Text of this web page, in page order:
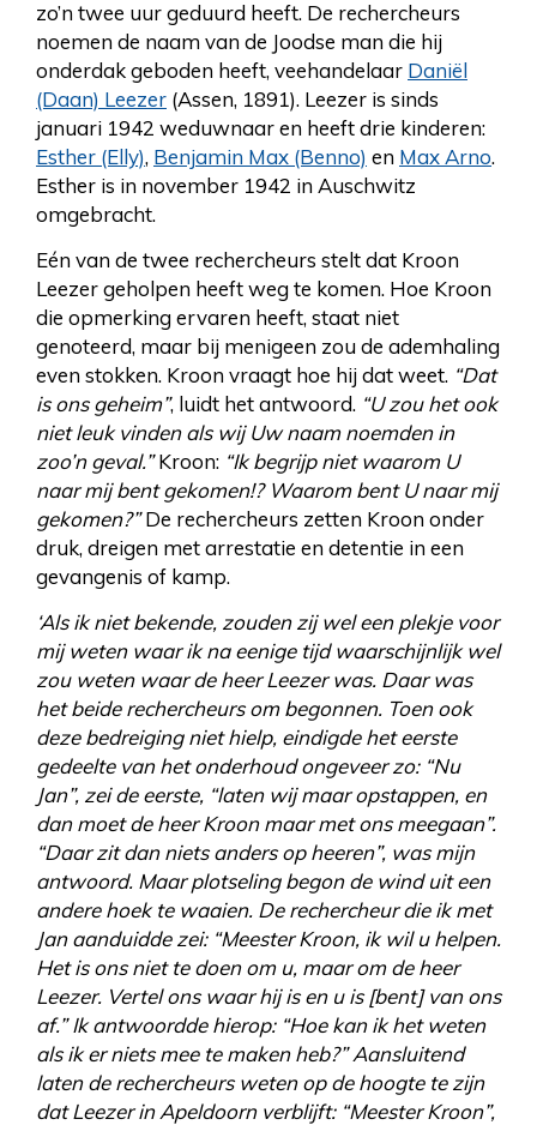
zo’n twee uur geduurd heeft. De rechercheurs
noemen de naam van de Joodse man die hij
onderdak geboden heeft, veehandelaar Daniël
(Daan) Leezer (Assen, 1891). Leezer is sinds
januari 1942 weduwnaar en heeft drie kinderen:
Esther (Elly), Benjamin Max (Benno) en Max Arno.
Esther is in november 1942 in Auschwitz
omgebracht.
Eén van de twee rechercheurs stelt dat Kroon
Leezer geholpen heeft weg te komen. Hoe Kroon
die opmerking ervaren heeft, staat niet
genoteerd, maar bij menigeen zou de ademhaling
even stokken. Kroon vraagt hoe hij dat weet. “Dat
is ons geheim”, luidt het antwoord. “U zou het ook
niet leuk vinden als wij Uw naam noemden in
zoo’n geval.”Kroon: “Ik begrijp niet waarom U
naar mij bent gekomen!? Waarom bent U naar mij
gekomen?”De rechercheurs zetten Kroon onder
druk, dreigen met arrestatie en detentie in een
gevangenis of kamp.
‘Als ik niet bekende, zouden zij wel een plekje voor
mij weten waar ik na eenige tijd waarschijnlijk wel
zou weten waar de heer Leezer was. Daar was
het beide rechercheurs om begonnen. Toen ook
deze bedreiging niet hielp, eindigde het eerste
gedeelte van het onderhoud ongeveer zo: “Nu
Jan”, zei de eerste, “laten wij maar opstappen, en
dan moet de heer Kroon maar met ons meegaan”.
“Daar zit dan niets anders op heeren”, was mijn
antwoord. Maar plotseling begon de wind uit een
andere hoek te waaien. De rechercheur die ik met
Jan aanduidde zei: “Meester Kroon, ik wil u helpen.
Het is ons niet te doen om u, maar om de heer
Leezer. Vertel ons waar hij is en u is [bent] van ons
af.” Ik antwoordde hierop: “Hoe kan ik het weten
als ik er niets mee te maken heb?” Aansluitend
laten de rechercheurs weten op de hoogte te zijn
dat Leezer in Apeldoorn verblijft: “Meester Kroon”,